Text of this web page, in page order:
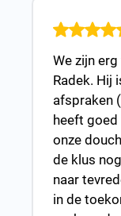
We zijn
Radek. Hij
afspraken
heeft
onze
de klus
naar
in de